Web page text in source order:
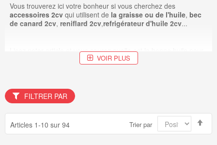
Vous trouverez ici votre bonheur si vous cherchez des
accessoires 2cv qui utilisent de la graisse ou de l'huile, bec
de canard 2cv, reniflard 2cv,refrigérateur d'huile 2cv...
Lisez noter article et vous saurezquelle est la bonne huile pour
VOIR PLUS
Articles 1-10 sur 94 Trier par
FILTRER PAR